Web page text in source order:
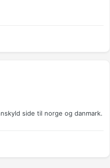
side til norge og danmark.